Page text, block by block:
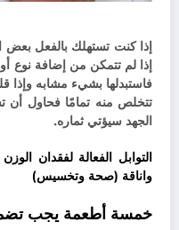
إذا كنت تستهلك بالفعل
إذا لم تتمكن من إضافة نوع
فاستبدلها بشيء مشابه وإذا
تتخلص منه تمامًا فحاول أن
الجهد سيؤتي ثماره.
التوابل الفعالة لفقدان
واناقة (صحة وتخسيس)
خمسة أطعمة يجب